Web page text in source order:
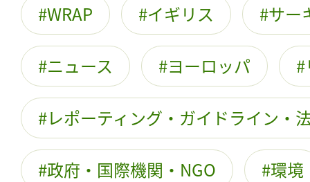
WRAP イギリス サー
ニュース ヨーロッパ
レポーティング・ガイドライン・
政府・国際機関・NGO 環境